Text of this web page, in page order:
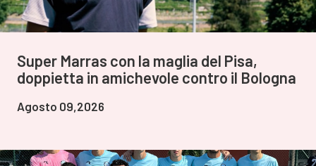
Super Marras con la maglia del Pisa,
doppietta in amichevole contro il Bologna
Agosto 09,2026